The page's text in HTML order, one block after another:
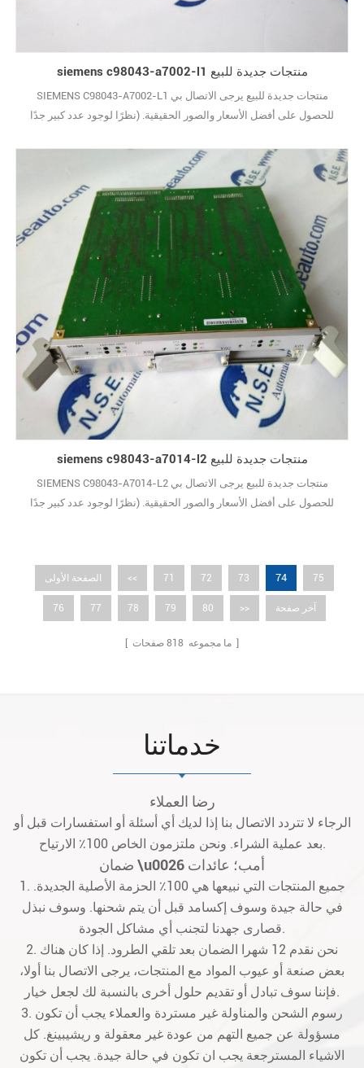
siemens c98043-a7002-l1 منتجات جديدة للبيع
SIEMENS C98043-A7002-L1 منتجات جديدة للبيع يرجى الاتصال بي
للحصول على أفضل الأسعار والصور الحقيقية. (نظرًا لوجود عدد كبير جدًا
الحزمة الأصلية يغطيها ضمان سنة واحدة10
siemens c98043-a7014-l2 منتجات جديدة للبيع
SIEMENS C98043-A7014-L2 منتجات جديدة للبيع يرجى الاتصال بي
للحصول على أفضل الأسعار والصور الحقيقية. (نظرًا لوجود عدد كبير جدًا
الصفحة الأولى << 71 72 73 74 75
76 77 78 79 80 >> آخر صفحة
[ ما مجموعه 818 صفحات ]
خدماتنا
رضا العملاء
الرجاء لا تتردد الاتصال بنا إذا لديك أي أسئلة أو استفسارات قبل أو
بعد عملية الشراء. ونحن ملتزمون الخاص 100٪ الارتياح.
ضمان \u0026 أمب؛ عائدات
1. جميع المنتجات التي نبيعها هي 100٪ الحزمة الأصلية الجديدة.
في حالة جيدة وسوف إكسامد قبل أن يتم شحنها. وسوف نبذل
قصارى جهدنا لتجنب أي مشاكل الجودة.
2. نحن نقدم 12 شهرا الضمان بعد تلقي الطرود. إذا كان هناك
بعض صنعة أو عيوب المواد مع المنتجات، يرجى الاتصال بنا أولا،
فإننا سوف تبادل أو تقديم حلول أخرى بالنسبة لك لجعل خيار.
3. رسوم الشحن والمناولة غير مستردة والعملاء يجب أن تكون
مسؤولة عن جميع التهم من عودة غير معقولة و ريشيبينغ. كل
الاشياء المسترجعة يجب ان تكون في حالة جيدة. يجب أن تكون